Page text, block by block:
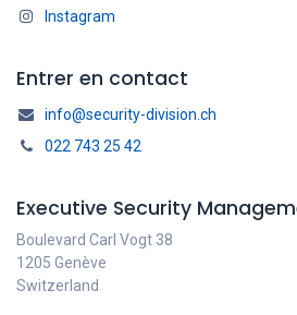
Instagram
Entrer en contact
info@security-division.ch
022 743 25 42
Executive Security
Boulevard Carl Vogt 38
1205 Genève
Switzerland